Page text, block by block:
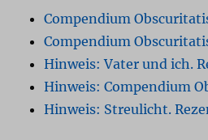
Compendium
Compendium
Hinweis: Vater und ich.
Hinweis: Compendium
Hinweis: Streulicht.